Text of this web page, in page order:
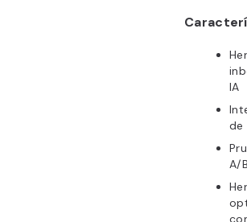
IA
de
A/